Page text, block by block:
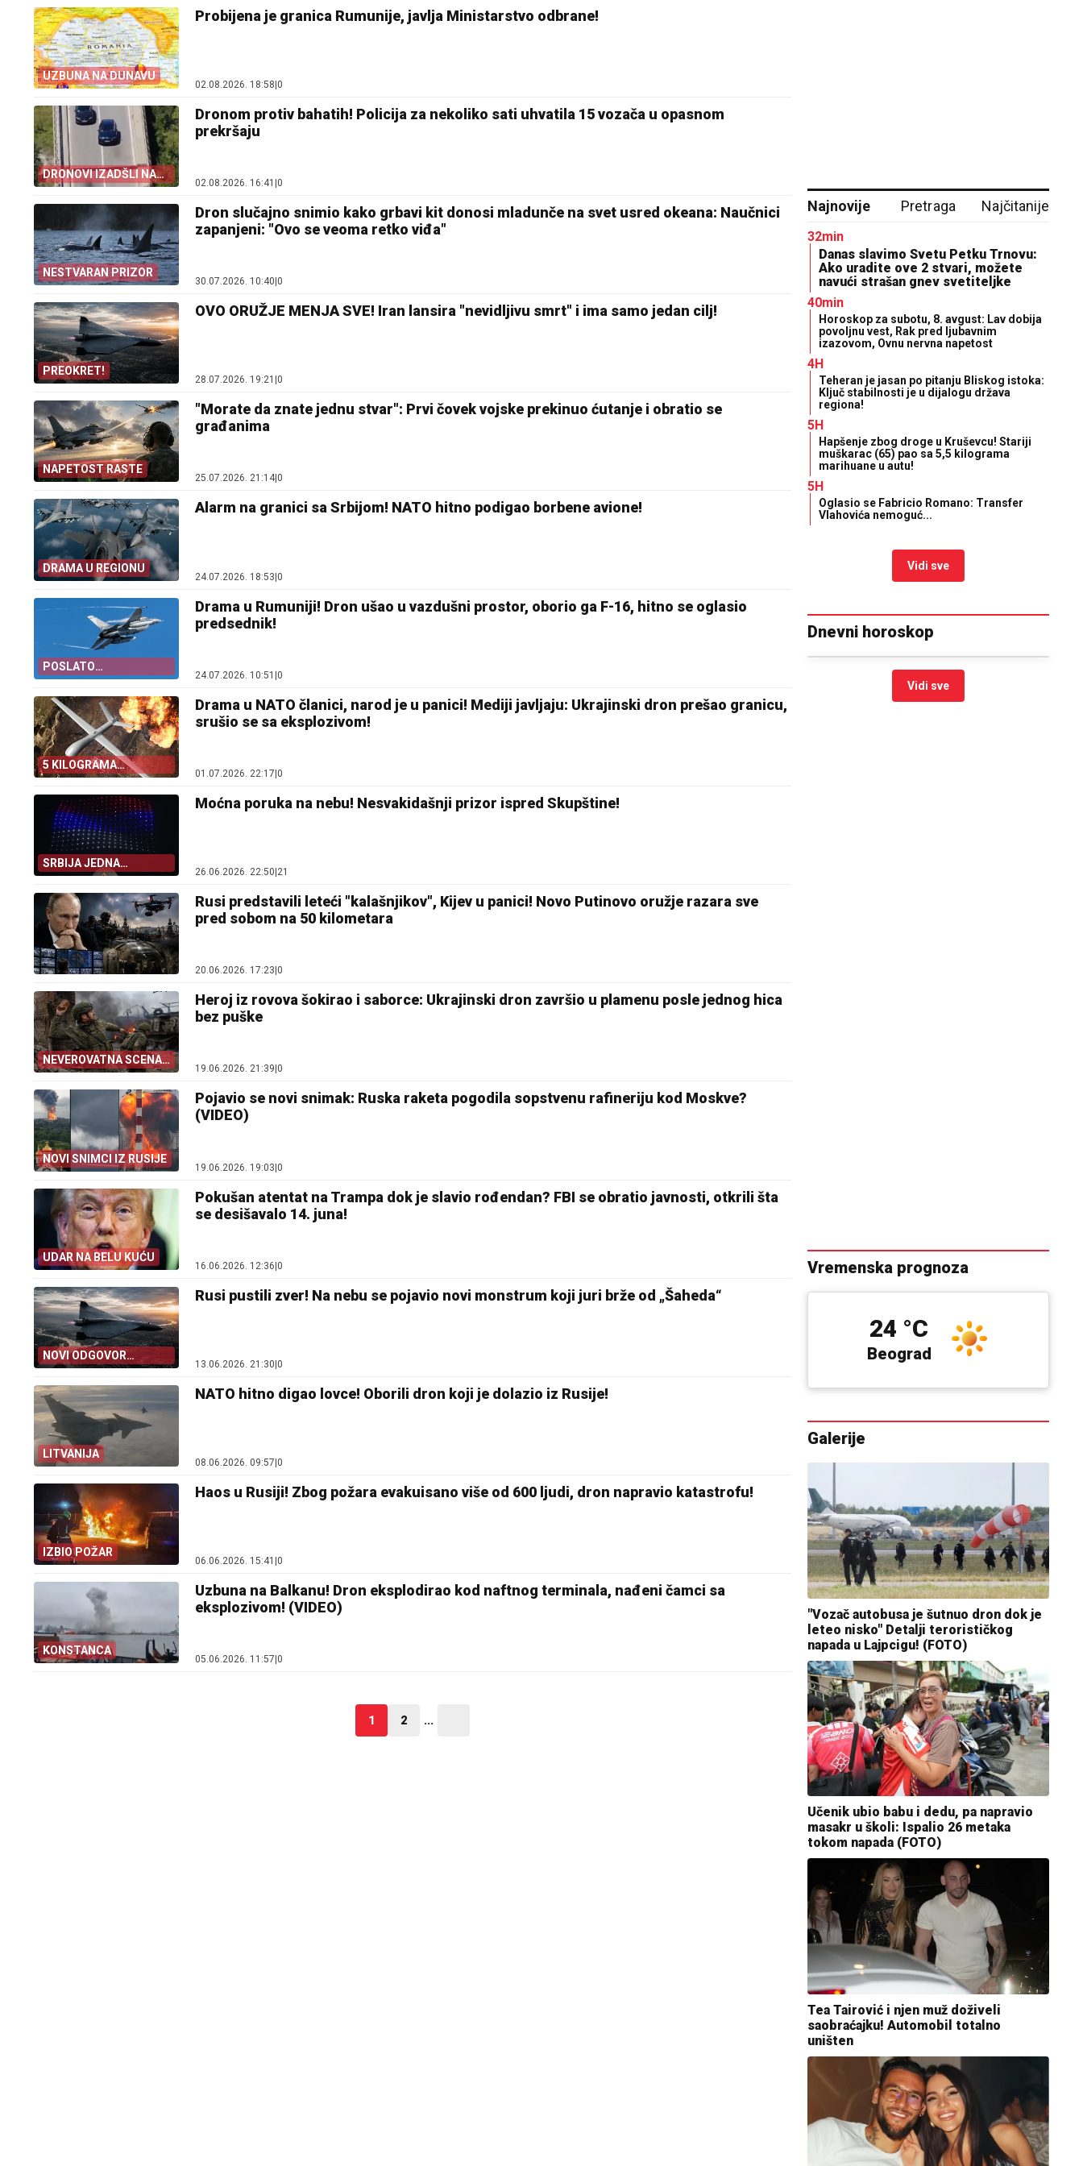
UZBUNA NA DUNAVU
Probijena je granica Rumunije, javlja Ministarstvo odbrane!
02.08.2026. 18:58|0
DRONOVI IZADŠLI NA
CRNU TAČKU
Dronom protiv bahatih! Policija za nekoliko sati uhvatila 15 vozača u opasnom
prekršaju
02.08.2026. 16:41 |0
NESTVARAN PRIZOR
Dron slučajno snimio kako grbavi kit donosi mladunče na svet usred okeana: Naučnici
zapanjeni: "Ovo se veoma retko viđa"
30.07.2026. 10:40 0
PREOKRET!
OVO ORUŽJE MENJA SVE! Iran lansira "nevidljivu smrt" i ima samo jedan cilj!
28.07.2026. 19:21 0
NAPETOST RASTE
"Morate da znate jednu stvar": Prvi čovek vojske prekinuo ćutanje i obratio se
građanima
25.07.2026. 21:14 0
DRAMA U REGIONU
Alarm na granici sa Srbijom! NATO hitno podigao borbene avione!
24.07.2026. 18:53|0
POSLATO
UPOZORENJE
Drama u Rumuniji! Dron ušao u vazdušni prostor, oborio ga F-16, hitno se oglasio
predsednik!
24.07.2026. 10:51 |0
5 KILOGRAMA
EKSPLOZIVA!
Drama u NATO članici, narod je u panici! Mediji javljaju: Ukrajinski dron prešao granicu,
srušio se sa eksplozivom!
01.07.2026. 22:17|0
SRBIJA JEDNA
PORODICA
Moćna poruka na nebu! Nesvakidašnji prizor ispred Skupštine!
26.06.2026. 22:50 21
Rusi predstavili leteći "kalašnjikov", Kijev u panici! Novo Putinovo oružje razara sve
pred sobom na 50 kilometara
20.06.2026. 17:23 0
NEVEROVATNA SCENA
SA FRONTA
Heroj iz rovova šokirao i saborce: Ukrajinski dron završio u plamenu posle jednog hica
bez puške
19.06.2026. 21:39 0
NOVI SNIMCI IZ RUSIJE
Pojavio se novi snimak: Ruska raketa pogodila sopstvenu rafineriju kod Moskve?
(VIDEO)
19.06.2026. 19:03|0
UDAR NA BELU KUĆU
Pokušan atentat na Trampa dok je slavio rođendan? FBI se obratio javnosti, otkrili šta
se desišavalo 14. juna!
16.06.2026. 12:36|0
NOVI ODGOVOR
MOSKVE
Rusi pustili zver! Na nebu se pojavio novi monstrum koji juri brže od „Šaheda“
13.06.2026. 21:30 0
LITVANIJA
NATO hitno digao lovce! Oborili dron koji je dolazio iz Rusije!
08.06.2026. 09:57 0
IZBIO POŽAR
Haos u Rusiji! Zbog požara evakuisano više od 600 ljudi, dron napravio katastrofu!
06.06.2026. 15:41 0
KONSTANCA
Uzbuna na Balkanu! Dron eksplodirao kod naftnog terminala, nađeni čamci sa
eksplozivom! (VIDEO)
05.06.2026. 11:57 0
1 2 ...
Najnovije Pretraga Najčitanije
32min
Danas slavimo Svetu Petku Trnovu:
Ako uradite ove 2 stvari, možete
navući strašan gnev svetiteljke
40min
Horoskop za subotu, 8. avgust: Lav dobija
povoljnu vest, Rak pred ljubavnim
izazovom, Ovnu nervna napetost
4H
Teheran je jasan po pitanju Bliskog istoka:
Ključ stabilnosti je u dijalogu država
regiona!
5H
Hapšenje zbog droge u Kruševcu! Stariji
muškarac (65) pao sa 5,5 kilograma
marihuane u autu!
5H
Oglasio se Fabricio Romano: Transfer
Vlahovića nemoguć...
Vidi sve
Dnevni horoskop
Vidi sve
Vremenska prognoza
Beograd
24 °C
Galerije
"Vozač autobusa je šutnuo dron dok je
leteo nisko" Detalji terorističkog
napada u Lajpcigu! (FOTO)
Učenik ubio babu i dedu, pa napravio
masakr u školi: Ispalio 26 metaka
tokom napada (FOTO)
Tea Tairović i njen muž doživeli
saobraćajku! Automobil totalno
uništen